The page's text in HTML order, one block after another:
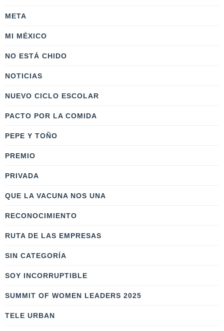
META
MI MÉXICO
NO ESTÁ CHIDO
NOTICIAS
NUEVO CICLO ESCOLAR
PACTO POR LA COMIDA
PEPE Y TOÑO
PREMIO
PRIVADA
QUE LA VACUNA NOS UNA
RECONOCIMIENTO
RUTA DE LAS EMPRESAS
SIN CATEGORÍA
SOY INCORRUPTIBLE
SUMMIT OF WOMEN LEADERS 2025
TELE URBAN